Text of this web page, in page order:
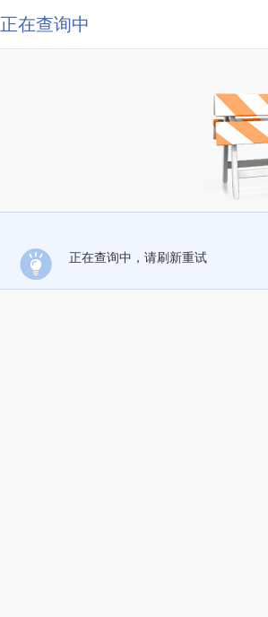
正在查询中
正在查询中，请刷新重试